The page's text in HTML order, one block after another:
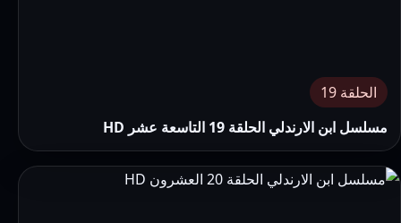
الحلقة 19
مسلسل ابن الارندلي الحلقة 19 التاسعة عشر HD